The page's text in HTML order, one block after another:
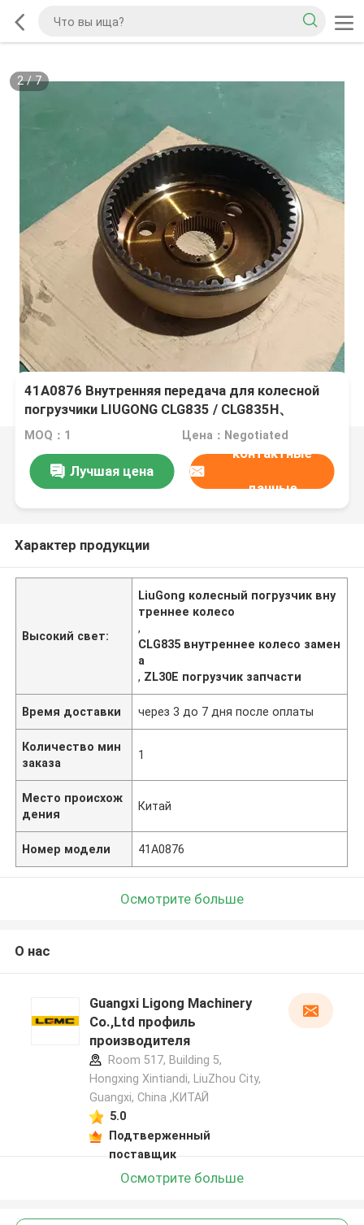
2/7
41A0876 Внутренняя передача для колесной
погрузчики LIUGONG CLG835 / CLG835H、
CLG836 / CLG836H、CLG842 / CLG842H、ZL30E /
MOQ：1 Цена：Negotiated
Лучшая цена
контактные
данные
Характер продукции
Высокий свет:
LiuGong колесный погрузчик вну
треннее колесо
,
CLG835 внутреннее колесо замен
а
, ZL30E погрузчик запчасти
Время доставки через 3 до 7 дня после оплаты
Количество мин
заказа
1
Место происхож
дения
Китай
Номер модели 41А0876
Осмотрите больше
О нас
Guangxi Ligong Machinery
Co.,Ltd профиль
производителя
Room 517, Building 5,
Hongxing Xintiandi, LiuZhou City,
Guangxi, China ,КИТАЙ
5.0
Подтверженный
поставщик
Осмотрите больше